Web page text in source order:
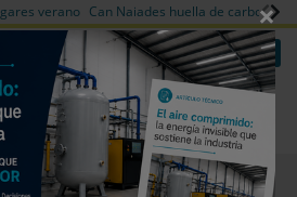
verano Can Naiades huella de carbono
Es noticia Login empresas Registro
PREMIUM
×